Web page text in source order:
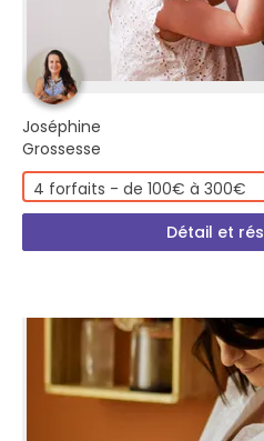
Joséphine
Grossesse
4 forfaits - de 100€ à 300€
Détail et